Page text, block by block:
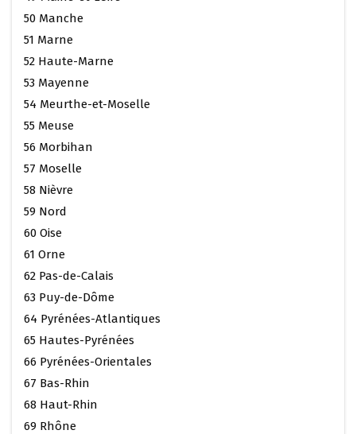
50 Manche
51 Marne
52 Haute-Marne
53 Mayenne
54 Meurthe-et-Moselle
55 Meuse
56 Morbihan
57 Moselle
58 Nièvre
59 Nord
60 Oise
61 Orne
62 Pas-de-Calais
63 Puy-de-Dôme
64 Pyrénées-Atlantiques
65 Hautes-Pyrénées
66 Pyrénées-Orientales
67 Bas-Rhin
68 Haut-Rhin
69 Rhône